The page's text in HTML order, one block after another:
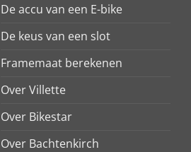
De accu van een E-bike
De keus van een slot
Framemaat berekenen
Over Villette
Over Bikestar
Over Bachtenkirch